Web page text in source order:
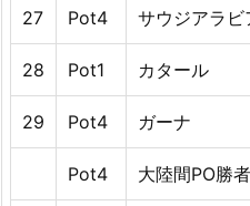
27 Pot4 サウジアラビ
28 Pot1 カタール
29 Pot4 ガーナ
Pot4 大陸間PO勝